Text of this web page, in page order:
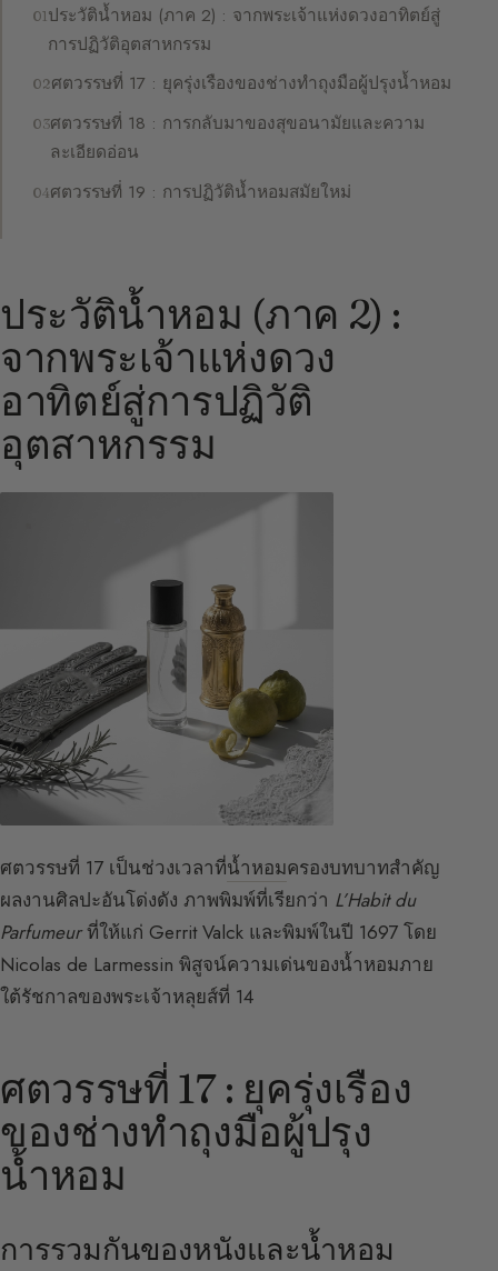
ประวัติน้ำหอม (ภาค 2) : จากพระเจ้าแห่งดวงอาทิตย์สู่
การปฏิวัติอุตสาหกรรม
ศตวรรษที่ 17 : ยุครุ่งเรืองของช่างทำถุงมือผู้ปรุงน้ำหอม
ศตวรรษที่ 18 : การกลับมาของสุขอนามัยและความ
ละเอียดอ่อน
ศตวรรษที่ 19 : การปฏิวัติน้ำหอมสมัยใหม่
ประวัติน้ำหอม (ภาค 2) :
จากพระเจ้าแห่งดวง
อาทิตย์สู่การปฏิวัติ
อุตสาหกรรม
ศตวรรษที่ 17 เป็นช่วงเวลาที่น้ำหอมครองบทบาทสำคัญ
ผลงานศิลปะอันโด่งดัง ภาพพิมพ์ที่เรียกว่า L’Habit du
Parfumeurที่ให้แก่ Gerrit Valck และพิมพ์ในปี 1697 โดย
Nicolas de Larmessin พิสูจน์ความเด่นของน้ำหอมภาย
ใต้รัชกาลของพระเจ้าหลุยส์ที่ 14
ศตวรรษที่ 17 : ยุครุ่งเรือง
ของช่างทำถุงมือผู้ปรุง
น้ำหอม
การรวมกันของหนังและน้ำหอม